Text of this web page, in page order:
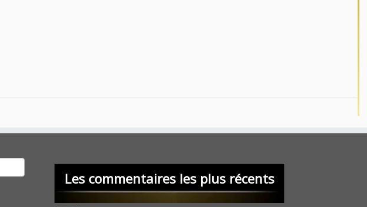
Les commentaires les plus récents